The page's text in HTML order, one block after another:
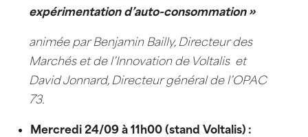
expérimentation d’auto-consommation »
animée par Benjamin Bailly, Directeur des
Marchés et de l’Innovation de Voltalis et
David Jonnard, Directeur général de l’OPAC
73.
Mercredi 24/09 à 11h00 (stand Voltalis) :